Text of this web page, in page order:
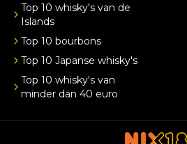
Top 10 whisky's van de
Islands
Top 10 bourbons
Top 10 Japanse whisky's
Top 10 whisky's van
minder dan 40 euro